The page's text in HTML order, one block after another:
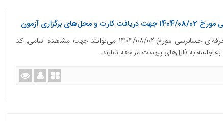
آزمون
به اطلاع می‌رساند داوطلبان آزمون رتبه‌بندی کارکنان حرفه‌ای حسابرسی مورخ 1404/08/02 می‌توانند جهت مشاهده اسامی، کد
جلسه به فایل‌های پیوست مراجعه نمایند.